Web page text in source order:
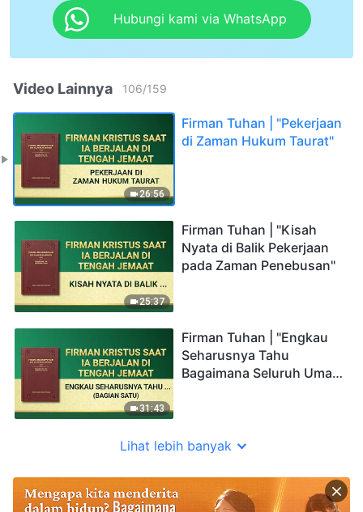
Hubungi kami via WhatsApp
Video Lainnya 106/159
26:56
Firman Tuhan | "Pekerjaan
di Zaman Hukum Taurat"
25:37
Firman Tuhan | "Kisah
Nyata di Balik Pekerjaan
pada Zaman Penebusan"
31:43
Firman Tuhan | "Engkau
Seharusnya Tahu
Bagaimana Seluruh Umat
Lihat lebih banyak